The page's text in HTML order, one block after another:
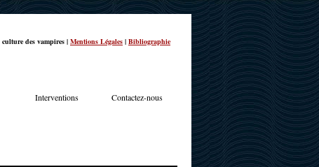
des vampires | Mentions Légales | Bibliographie
Interventions Contactez-nous